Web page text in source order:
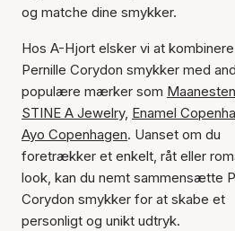
og matche dine smykker.
Hos A-Hjort elsker vi at kombinere
Pernille Corydon smykker med
populære mærker som Maanesten
STINE A Jewelry, Enamel
Ayo Copenhagen. Uanset om du
foretrækker et enkelt, råt eller
look, kan du nemt sammensætte
Corydon smykker for at skabe et
personligt og unikt udtryk.